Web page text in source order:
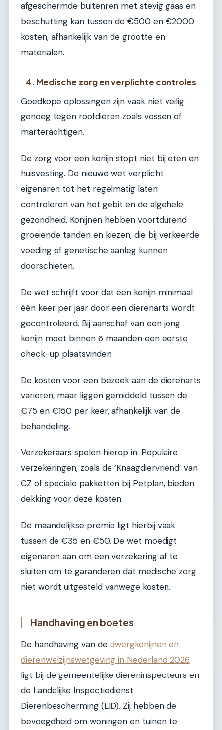
afgeschermde buitenren met stevig gaas en
beschutting kan tussen de €500 en €2000
kosten, afhankelijk van de grootte en
materialen.
4. Medische zorg en verplichte controles
Goedkope oplossingen zijn vaak niet veilig
genoeg tegen roofdieren zoals vossen of
marterachtigen.
De zorg voor een konijn stopt niet bij eten en
huisvesting. De nieuwe wet verplicht
eigenaren tot het regelmatig laten
controleren van het gebit en de algehele
gezondheid. Konijnen hebben voortdurend
groeiende tanden en kiezen, die bij verkeerde
voeding of genetische aanleg kunnen
doorschieten.
De wet schrijft voor dat een konijn minimaal
één keer per jaar door een dierenarts wordt
gecontroleerd. Bij aanschaf van een jong
konijn moet binnen 6 maanden een eerste
check-up plaatsvinden.
De kosten voor een bezoek aan de dierenarts
variëren, maar liggen gemiddeld tussen de
€75 en €150 per keer, afhankelijk van de
behandeling.
Verzekeraars spelen hierop in. Populaire
verzekeringen, zoals de ‘Knaagdiervriend’ van
CZ of speciale pakketten bij Petplan, bieden
dekking voor deze kosten.
De maandelijkse premie ligt hierbij vaak
tussen de €35 en €50. De wet moedigt
eigenaren aan om een verzekering af te
sluiten om te garanderen dat medische zorg
niet wordt uitgesteld vanwege kosten.
Handhaving en boetes
De handhaving van de dwergkonijnen en
dierenwelzijnswetgeving in Nederland 2026
ligt bij de gemeentelijke diereninspecteurs en
de Landelijke Inspectiedienst
Dierenbescherming (LID). Zij hebben de
bevoegdheid om woningen en tuinen te